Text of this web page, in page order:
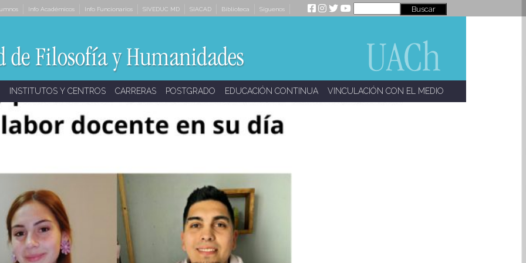
Info Académicos Info Funcionarios SIVEDUC MD SIACAD Biblioteca Síguenos
INSTITUTOS Y CENTROS CARRERAS POSTGRADO EDUCACIÓN CONTINUA VINCULACIÓN CON EL MEDIO